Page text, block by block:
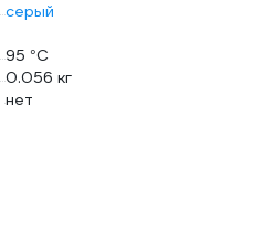
серый
95 °С
0.056 кг
нет